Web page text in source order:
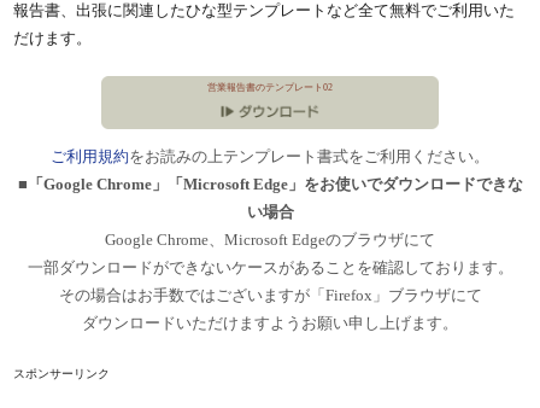
報告書、出張に関連したひな型テンプレートなど全て無料でご利用いた
だけます。
営業報告書のテンプレート02
ご利用規約をお読みの上テンプレート書式をご利用ください。
■「Google Chrome」「Microsoft Edge」をお使いでダウンロードできな
い場合
Google Chrome、Microsoft Edgeのブラウザにて
一部ダウンロードができないケースがあることを確認しております。
その場合はお手数ではございますが「Firefox」ブラウザにて
ダウンロードいただけますようお願い申し上げます。
スポンサーリンク